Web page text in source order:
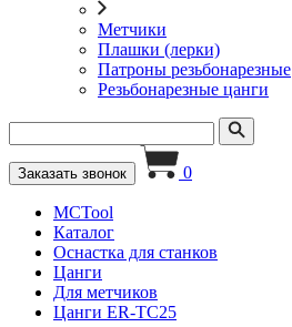
Метчики
Плашки (лерки)
Патроны резьбонарезные
Резьбонарезные цанги
Заказать звонок 0
MCTool
Каталог
Оснастка для станков
Цанги
Для метчиков
Цанги ER-TC25